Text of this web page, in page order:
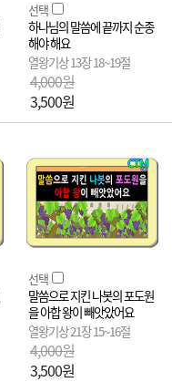
선택
하나님의 말씀에 끝까지 순종
해야 해요
열왕기상 13장 18~19절
4,000원
3,500원
선택
말씀으로 지킨 나봇의 포도원
을 아합 왕이 빼앗았어요
열왕기상 21장 15~16절
4,000원
3,500원